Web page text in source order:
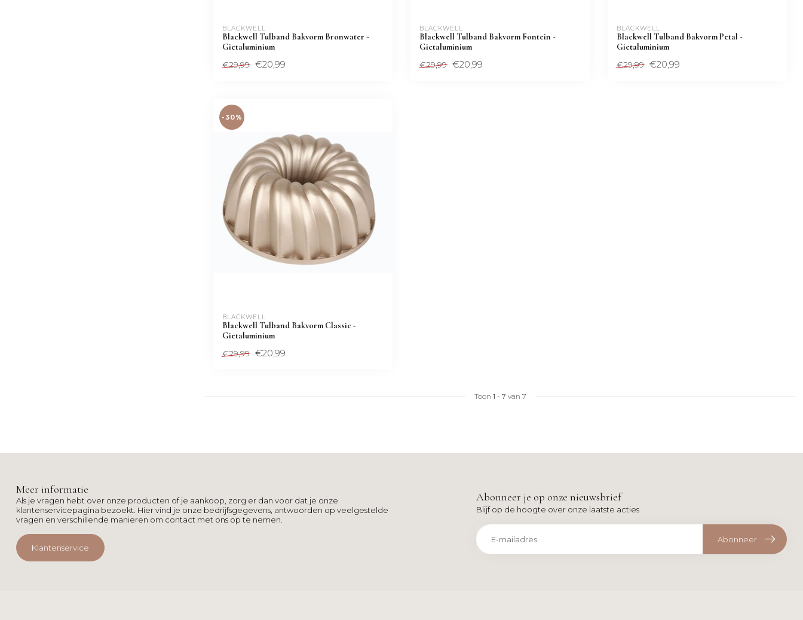
BLACKWELL
Blackwell Tulband Bakvorm Bronwater -
Gietaluminium
€29,99 €20,99
BLACKWELL
Blackwell Tulband Bakvorm Fontein -
Gietaluminium
€29,99 €20,99
BLACKWELL
Blackwell Tulband Bakvorm Petal -
Gietaluminium
€29,99 €20,99
-30%
BLACKWELL
Blackwell Tulband Bakvorm Classic -
Gietaluminium
€29,99 €20,99
Toon 1 - 7 van 7
Meer informatie
Als je vragen hebt over onze producten of je aankoop, zorg er dan voor dat je onze
klantenservicepagina bezoekt. Hier vind je onze bedrijfsgegevens, antwoorden op veelgestelde
vragen en verschillende manieren om contact met ons op te nemen.
Klantenservice
Abonneer je op onze nieuwsbrief
Blijf op de hoogte over onze laatste acties
Abonneer